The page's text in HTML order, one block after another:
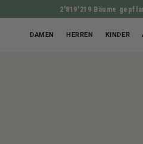
2'819'219 Bäume
DAMEN HERREN KINDER